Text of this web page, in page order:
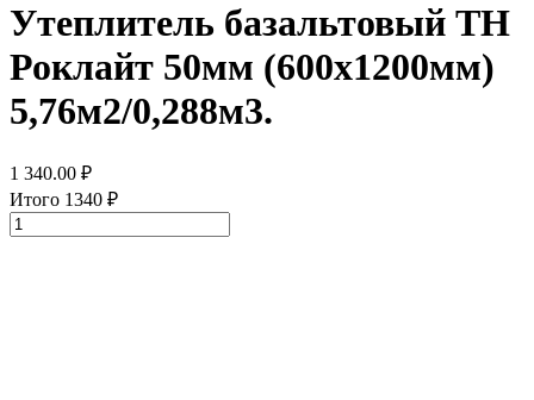
Утеплитель базальтовый ТН
Роклайт 50мм (600х1200мм)
5,76м2/0,288м3.
1 340.00 ₽
Итого 1340 ₽